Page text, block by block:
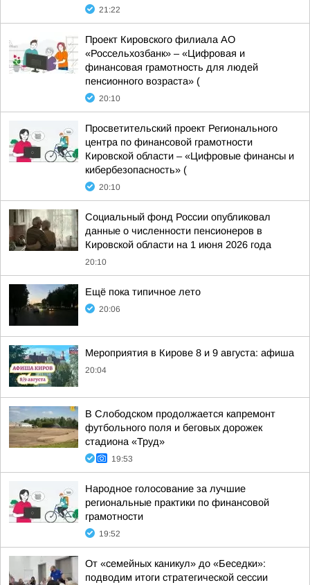
21:22
Проект Кировского филиала АО
«Россельхозбанк» – «Цифровая и
финансовая грамотность для людей
пенсионного возраста» (
20:10
Просветительский проект Регионального
центра по финансовой грамотности
Кировской области – «Цифровые финансы и
кибербезопасность» (
20:10
Социальный фонд России опубликовал
данные о численности пенсионеров в
Кировской области на 1 июня 2026 года
20:10
Ещё пока типичное лето
20:06
Мероприятия в Кирове 8 и 9 августа: афиша
20:04
В Слободском продолжается капремонт
футбольного поля и беговых дорожек
стадиона «Труд»
19:53
Народное голосование за лучшие
региональные практики по финансовой
грамотности
19:52
От «семейных каникул» до «Беседки»:
подводим итоги стратегической сессии